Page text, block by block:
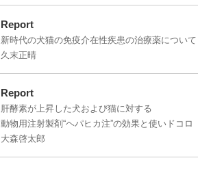
Report
新時代の犬猫の免疫介在性疾患の治療薬について
久末正晴
Report
肝酵素が上昇した犬および猫に対する
動物用注射製剤“ヘパヒカ注”の効果と使いドコロ
大森啓太郎